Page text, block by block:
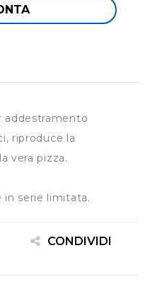
addestramento
riproduce la
vera pizza.
serie limitata.
CONDIVIDI